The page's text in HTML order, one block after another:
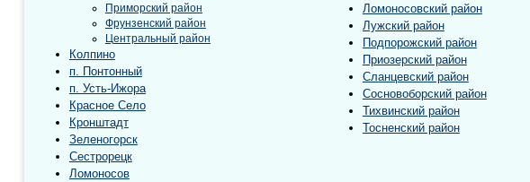
Приморский район
Фрунзенский район
Центральный район
Колпино
п. Понтонный
п. Усть-Ижора
Красное Село
Кронштадт
Зеленогорск
Сестрорецк
Ломоносов
Ломоносовский район
Лужский район
Подпорожский район
Приозерский район
Сланцевский район
Сосновоборский район
Тихвинский район
Тосненский район